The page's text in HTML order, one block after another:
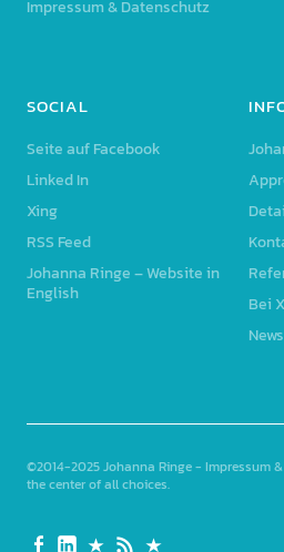
Impressum & Datenschutz
SOCIAL
Seite auf Facebook
Linked In
Xing
RSS Feed
Johanna Ringe – Website in
English
Bei
©2014-2025Johanna Ringe- Impressum
the center of all choices